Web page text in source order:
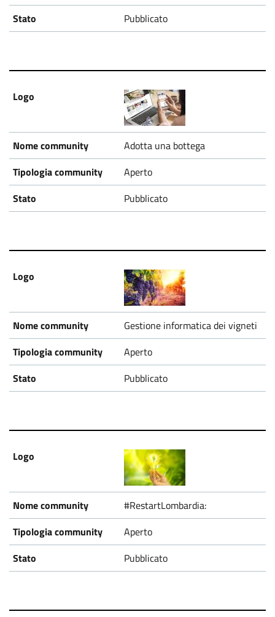
Pubblicato
Adotta una bottega
Aperto
Pubblicato
Gestione informatica dei vigneti
Aperto
Pubblicato
#RestartLombardia:
Aperto
Pubblicato